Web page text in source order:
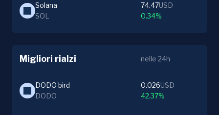
Solana
SOL
74.47USD
0.34%
Migliori rialzi nelle 24h
DODO bird
DODO
0.026USD
42.37%